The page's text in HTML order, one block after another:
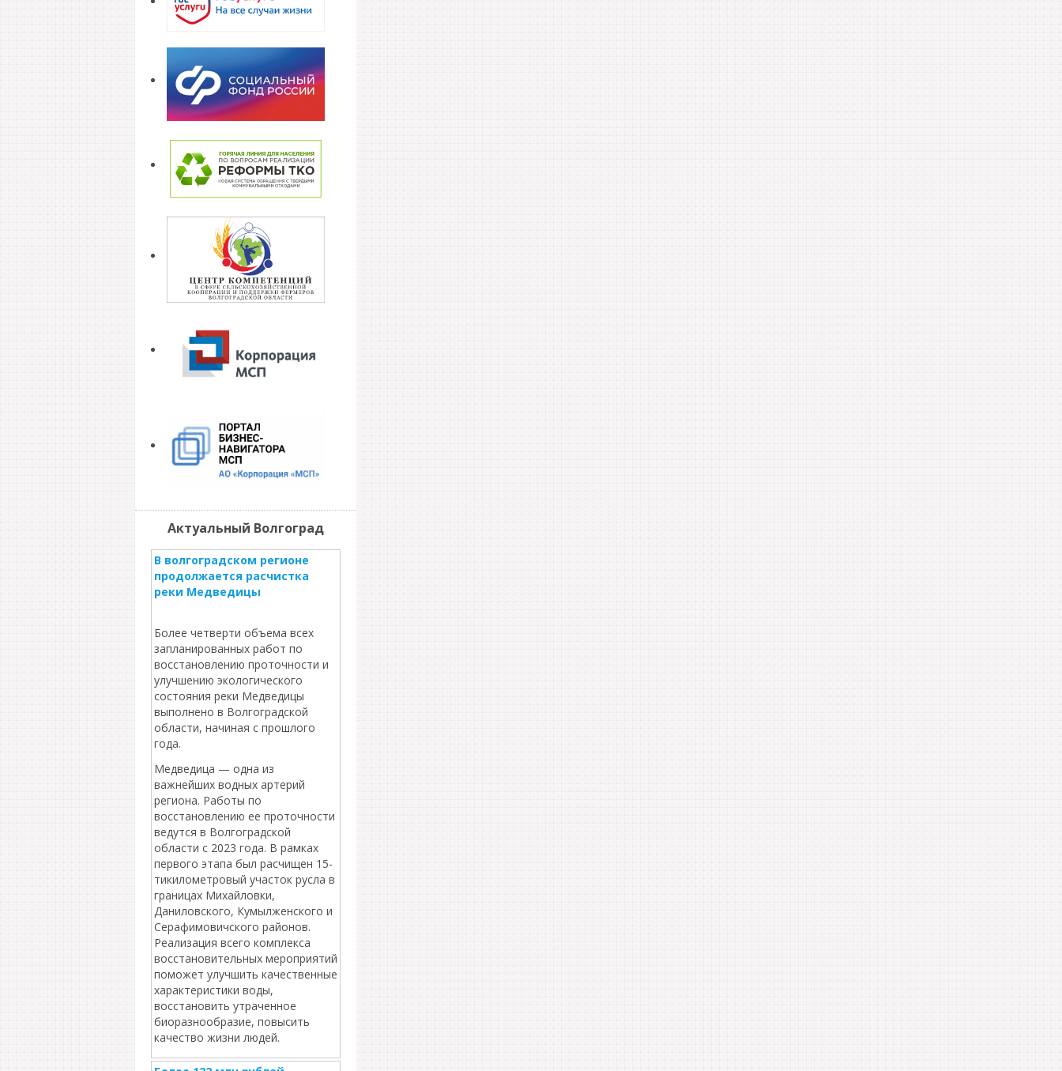
Актуальный Волгоград
В волгоградском регионе
продолжается расчистка
реки Медведицы
Более четверти объема всех
запланированных работ по
восстановлению проточности и
улучшению экологического
состояния реки Медведицы
выполнено в Волгоградской
области, начиная с прошлого
года.
Медведица — одна из
важнейших водных артерий
региона. Работы по
восстановлению ее проточности
ведутся в Волгоградской
области с 2023 года. В рамках
первого этапа был расчищен 15-
тикилометровый участок русла в
границах Михайловки,
Даниловского, Кумылженского и
Серафимовичского районов.
Реализация всего комплекса
восстановительных мероприятий
поможет улучшить качественные
характеристики воды,
восстановить утраченное
биоразнообразие, повысить
качество жизни людей.